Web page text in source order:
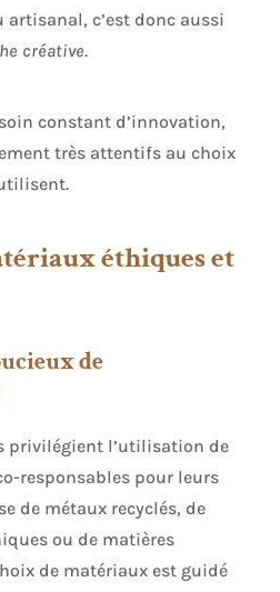
c’est donc aussi
créative.
constant d’innovation,
très attentifs au choix
éthiques et
de
privilégient l’utilisation de
responsables pour leurs
de métaux recyclés, de
ou de matières
de matériaux est guidé